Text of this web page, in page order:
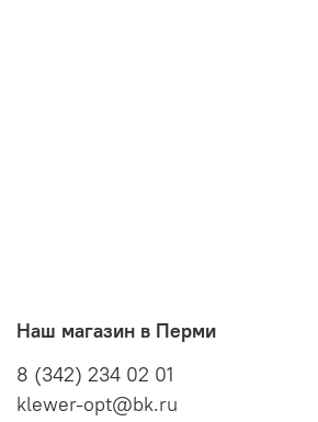
Наш магазин в Перми
8 (342) 234 02 01
klewer-opt@bk.ru